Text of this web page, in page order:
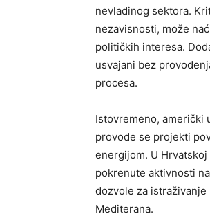
nevladinog sektora.
nezavisnosti, može
političkih interesa.
usvajani bez
procesa.
Istovremeno, američki
provode se projekti
energijom. U
pokrenute aktivnosti
dozvole za
Mediterana.